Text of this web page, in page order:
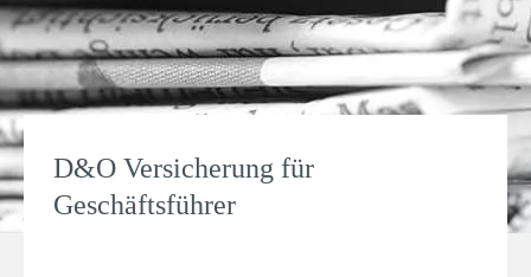
D&O Versicherung für
Geschäftsführer